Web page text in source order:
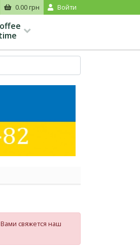
0.00 грн Войти
Вами свяжется наш